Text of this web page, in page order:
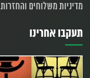
מדיניות משלוחים והחזרות
תעקבו אחרינו